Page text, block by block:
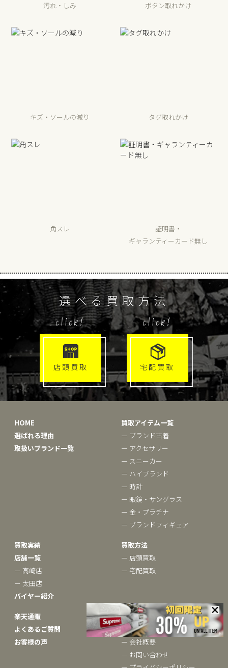
汚れ・しみ ボタン取れかけ
キズ・ソールの減り タグ取れかけ
角スレ
証明書・
ギャランティーカード無し
選べる買取方法
click!
店頭買取
click!
宅配買取
HOME
選ばれる理由
取扱いブランド一覧
買取アイテム一覧
ー ブランド古着
ー アクセサリー
ー スニーカー
ー ハイブランド
ー 時計
ー 眼鏡・サングラス
ー 金・プラチナ
ー ブランドフィギュア
買取実績
店舗一覧
ー 高崎店
ー 太田店
バイヤー紹介
買取方法
ー 店頭買取
ー 宅配買取
楽天通販
よくあるご質問
お客様の声
ベクトルについて
ー ブランドコラム
ー 会社概要
ー お問い合わせ